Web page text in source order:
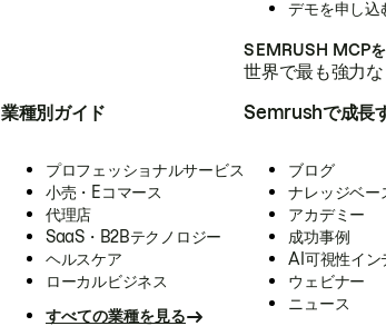
デモを申し込
SEMRUSH MCP
世界で最も強力
業種別ガイド
プロフェッショナルサービス
小売・Eコマース
代理店
SaaS・B2Bテクノロジー
ヘルスケア
ローカルビジネス
すべての業種を見る
Semrushで成長
ブログ
ナレッジベー
アカデミー
成功事例
AI可視性イン
ウェビナー
ニュース